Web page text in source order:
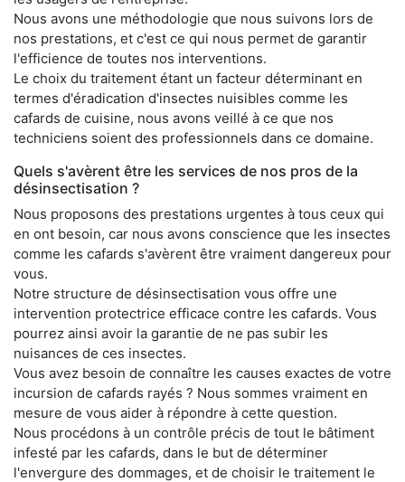
Nous avons une méthodologie que nous suivons lors de
nos prestations, et c'est ce qui nous permet de garantir
l'efficience de toutes nos interventions.
Le choix du traitement étant un facteur déterminant en
termes d'éradication d'insectes nuisibles comme les
cafards de cuisine, nous avons veillé à ce que nos
techniciens soient des professionnels dans ce domaine.
Quels s'avèrent être les services de nos pros de la
désinsectisation ?
Nous proposons des prestations urgentes à tous ceux qui
en ont besoin, car nous avons conscience que les insectes
comme les cafards s'avèrent être vraiment dangereux pour
vous.
Notre structure de désinsectisation vous offre une
intervention protectrice efficace contre les cafards. Vous
pourrez ainsi avoir la garantie de ne pas subir les
nuisances de ces insectes.
Vous avez besoin de connaître les causes exactes de votre
incursion de cafards rayés ? Nous sommes vraiment en
mesure de vous aider à répondre à cette question.
Nous procédons à un contrôle précis de tout le bâtiment
infesté par les cafards, dans le but de déterminer
l'envergure des dommages, et de choisir le traitement le